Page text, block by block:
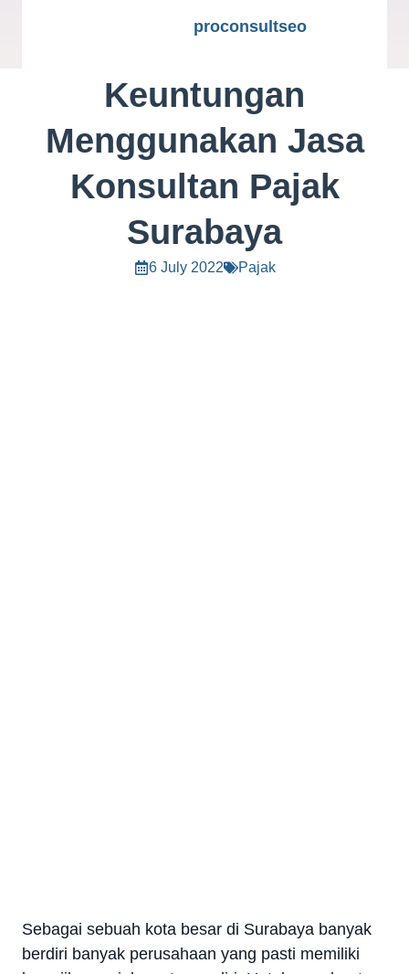
proconsultseo
Keuntungan
Menggunakan Jasa
Konsultan Pajak
Surabaya
6 July 2022 Pajak
Sebagai sebuah kota besar di Surabaya banyak
berdiri banyak perusahaan yang pasti memiliki